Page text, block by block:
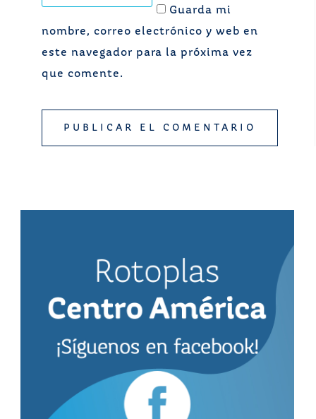
Guarda mi
nombre, correo electrónico y web en
este navegador para la próxima vez
que comente.